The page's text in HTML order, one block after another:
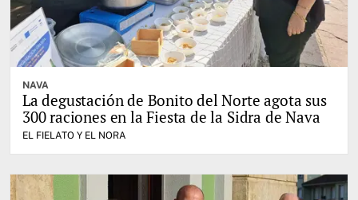
NAVA
La degustación de Bonito del Norte agota sus
300 raciones en la Fiesta de la Sidra de Nava
EL FIELATO Y EL NORA